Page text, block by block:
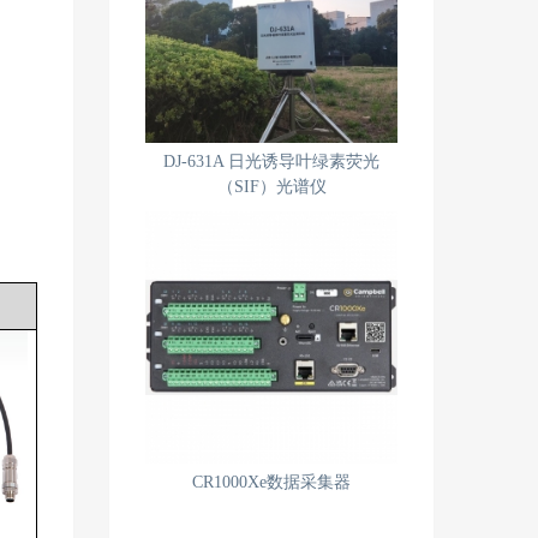
DJ-631A 日光诱导叶绿素荧光
（SIF）光谱仪
CR1000Xe数据采集器